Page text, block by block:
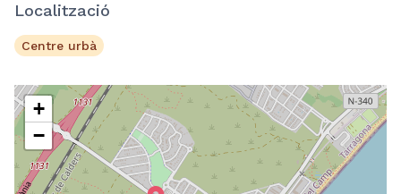
Localització
Centre urbà
+
−